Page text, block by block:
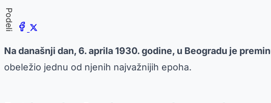
Podeli
Na današnji dan, 6. aprila 1930. godine, u Beogradu je
obeležio jednu od njenih najvažnijih epoha.